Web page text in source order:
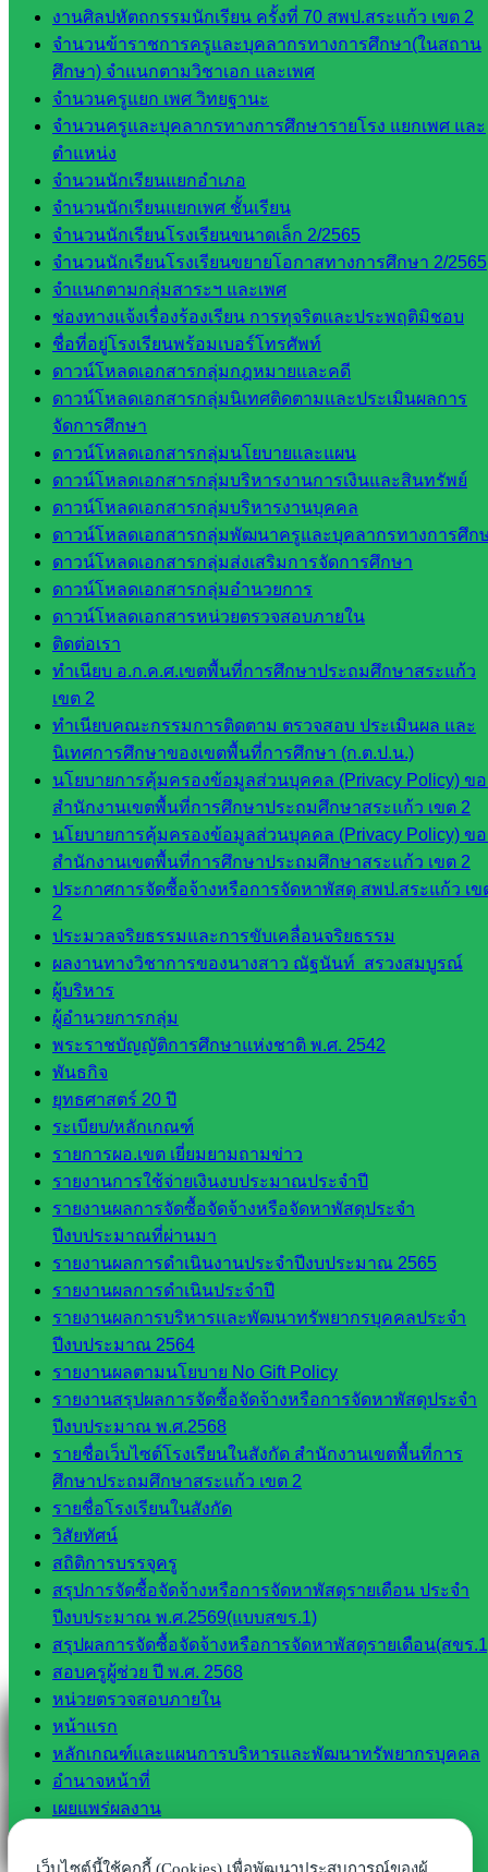
งานศิลปหัตถกรรมนักเรียน ครั้งที่ 70 สพป.สระแก้ว เขต 2
จำนวนข้าราชการครูและบุคลากรทางการศึกษา(ในสถาน
ศึกษา) จำแนกตามวิชาเอก และเพศ
จำนวนครูแยก เพศ วิทยฐานะ
จำนวนครูและบุคลากรทางการศึกษารายโรง แยกเพศ และ
ตำแหน่ง
จำนวนนักเรียนแยกอำเภอ
จำนวนนักเรียนแยกเพศ ชั้นเรียน
จำนวนนักเรียนโรงเรียนขนาดเล็ก 2/2565
จำนวนนักเรียนโรงเรียนขยายโอกาสทางการศึกษา 2/2565
จำแนกตามกลุ่มสาระฯ และเพศ
ช่องทางแจ้งเรื่องร้องเรียน การทุจริตและประพฤติมิชอบ
ชื่อที่อยู่โรงเรียนพร้อมเบอร์โทรศัพท์
ดาวน์โหลดเอกสารกลุ่มกฎหมายและคดี
ดาวน์โหลดเอกสารกลุ่มนิเทศติดตามและประเมินผลการ
จัดการศึกษา
ดาวน์โหลดเอกสารกลุ่มนโยบายและแผน
ดาวน์โหลดเอกสารกลุ่มบริหารงานการเงินและสินทรัพย์
ดาวน์โหลดเอกสารกลุ่มบริหารงานบุคคล
ดาวน์โหลดเอกสารกลุ่มพัฒนาครูและบุคลากรทางการศึก
ดาวน์โหลดเอกสารกลุ่มส่งเสริมการจัดการศึกษา
ดาวน์โหลดเอกสารกลุ่มอำนวยการ
ดาวน์โหลดเอกสารหน่วยตรวจสอบภายใน
ติดต่อเรา
ทำเนียบ อ.ก.ค.ศ.เขตพื้นที่การศึกษาประถมศึกษาสระแก้ว
เขต 2
ทำเนียบคณะกรรมการติดตาม ตรวจสอบ ประเมินผล และ
นิเทศการศึกษาของเขตพื้นที่การศึกษา (ก.ต.ป.น.)
นโยบายการคุ้มครองข้อมูลส่วนบุคคล (Privacy Policy) ข
สำนักงานเขตพื้นที่การศึกษาประถมศึกษาสระแก้ว เขต 2
นโยบายการคุ้มครองข้อมูลส่วนบุคคล (Privacy Policy) ข
สำนักงานเขตพื้นที่การศึกษาประถมศึกษาสระแก้ว เขต 2
ประกาศการจัดซื้อจ้างหรือการจัดหาพัสดุ สพป.สระแก้ว เข
2
ประมวลจริยธรรมและการขับเคลื่อนจริยธรรม
ผลงานทางวิชาการของนางสาว ณัฐนันท์ สรวงสมบูรณ์
ผู้บริหาร
ผู้อำนวยการกลุ่ม
พระราชบัญญัติการศึกษาแห่งชาติ พ.ศ. 2542
พันธกิจ
ยุทธศาสตร์ 20 ปี
ระเบียบ/หลักเกณฑ์
รายการผอ.เขต เยี่ยมยามถามข่าว
รายงานการใช้จ่ายเงินงบประมาณประจำปี
รายงานผลการจัดซื้อจัดจ้างหรือจัดหาพัสดุประจำ
ปีงบประมาณที่ผ่านมา
รายงานผลการดำเนินงานประจำปีงบประมาณ 2565
รายงานผลการดำเนินประจำปี
รายงานผลการบริหารและพัฒนาทรัพยากรบุคคลประจำ
ปีงบประมาณ 2564
รายงานผลตามนโยบาย No Gift Policy
รายงานสรุปผลการจัดซื้อจัดจ้างหรือการจัดหาพัสดุประจำ
ปีงบประมาณ พ.ศ.2568
รายชื่อเว็บไซต์โรงเรียนในสังกัด สำนักงานเขตพื้นที่การ
ศึกษาประถมศึกษาสระแก้ว เขต 2
รายชื่อโรงเรียนในสังกัด
วิสัยทัศน์
สถิติการบรรจุครู
สรุปการจัดซื้อจัดจ้างหรือการจัดหาพัสดุรายเดือน ประจำ
ปีงบประมาณ พ.ศ.2569(แบบสขร.1)
สรุปผลการจัดซื้อจัดจ้างหรือการจัดหาพัสดุรายเดือน(สขร
สอบครูผู้ช่วย ปี พ.ศ. 2568
หน่วยตรวจสอบภายใน
หน้าแรก
หลักเกณฑ์และแผนการบริหารและพัฒนาทรัพยากรบุคคล
อำนาจหน้าที่
เผยแพร่ผลงาน
แนวทางการจัดการศึกษาปี 2564
เว็บไซต์
คณะ
กรรมการ
ก.ต.ป.น.
เว็บไซต์
อ.ค.ก.ศ.เขต
พื้นที่การ
ศึกษา
ดาวน์โหลด
เอกสาร
กลุ่
มอำนวย
การ
กลุ่ม
บริหาร
งานงาน
เงินและ
สินทรัพย์
กลุ่มน
โยบาย
และแผน
กลุ่มส่ง
เสริมการ
จัดการ
ศึกษา
กลุ่ม
บริหาร
งาน
บุคคล
พัฒนาครู
และบุ
คลากรฯ
กลุ่มนิ
เทศ
ติดตาม
และประ
เมินผลฯ
::: ©2021 sakarea2.go.th. All rights reserved. Design By SK2 ICT
TEAM :::
สอบถามได้นะคะ
Line
Tel 037-232263:
Messenger
Facebook